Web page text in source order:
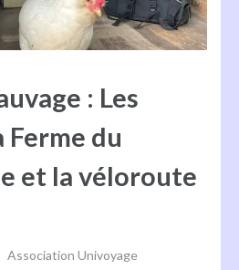
: Les
Ferme du
et la véloroute
Association Univoyage